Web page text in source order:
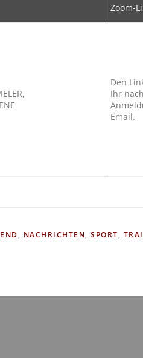
Zoom-
Den
Ihr
Email.
, NACHRICHTEN, SPORT,